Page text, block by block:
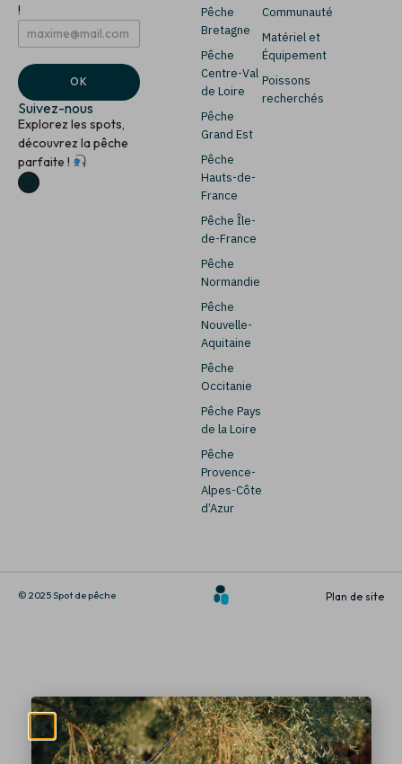
!
E
m
i
l
E
m
i
l
*
OK
Suivez-nous
Explorez les spots,
découvrez la pêche
parfaite !
Pêche
Bretagne
Pêche
Centre-Val
de Loire
Pêche
Grand Est
Pêche
Hauts-de-
France
Pêche Île-
de-France
Pêche
Normandie
Pêche
Nouvelle-
Aquitaine
Pêche
Occitanie
Pêche Pays
de la Loire
Pêche
Provence-
Alpes-Côte
d’Azur
Communauté
Matériel et
Équipement
Poissons
recherchés
© 2025 Spot de pêche Plan de site